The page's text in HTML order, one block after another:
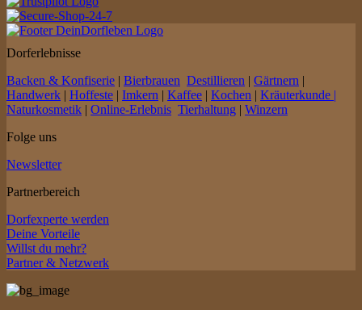
Dorferlebnisse
Backen & Konfiserie | Bierbrauen Destillieren | Gärtnern |
Handwerk | Hoffeste | Imkern | Kaffee | Kochen | Kräuterkunde |
Naturkosmetik | Online-Erlebnis Tierhaltung | Winzern
Folge uns
Newsletter
Partnerbereich
Dorfexperte werden
Deine Vorteile
Willst du mehr?
Partner & Netzwerk